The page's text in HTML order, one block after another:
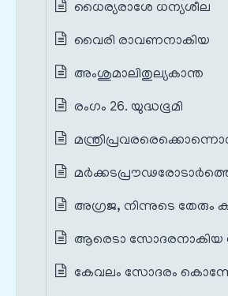
ധൈര്യരാശേ ധന്യശീല
വൈരി രാവണനാകിയ
അംശുമാലിതുല്യകാന്ത
രംഗം 26. യുദ്ധഭൂമി
അഗ്രജ, നിന്നുടെ തേരും
ആരെടാ സോദരനാകിയ
കേവലം സോദരം